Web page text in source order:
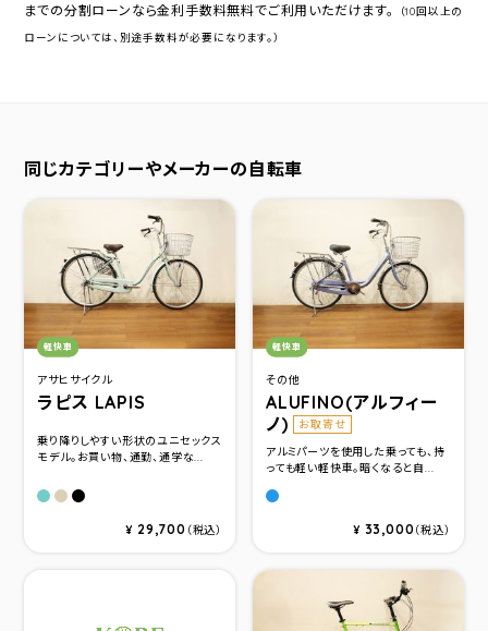
までの分割ローンなら金利手数料無料でご利用いただけます。
（10回以上の
ローンについては、別途手数料が必要になります。）
同じカテゴリーやメーカーの自転車
アサヒサイクル
ラピス LAPIS
カテゴリ：
軽快車
乗り降りしやすい形状のユニセックス
モデル。お買い物、通勤、通学な...
ＰＷソフトブルー
ＰＷベージュ
ＰＷブラック
¥ 29,700 （税込）
その他
ALUFINO(アルフィー
ノ)
お取寄せ
カテゴリ：
軽快車
アルミパーツを使用した乗っても、持
っても軽い軽快車。暗くなると自...
P.ブルー(24サイズ)
¥ 33,000（税込）